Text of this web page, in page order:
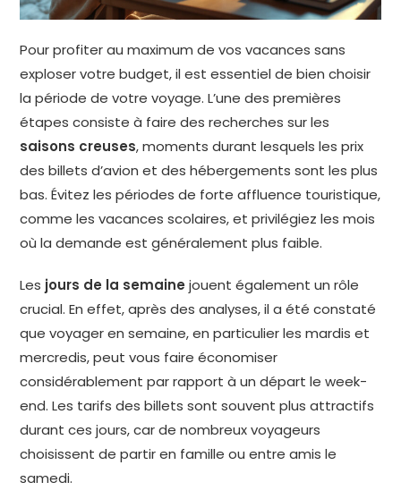
Pour profiter au maximum de vos vacances sans
exploser votre budget, il est essentiel de bien choisir
la période de votre voyage. L’une des premières
étapes consiste à faire des recherches sur les
saisons creuses, moments durant lesquels les prix
des billets d’avion et des hébergements sont les plus
bas. Évitez les périodes de forte affluence touristique,
comme les vacances scolaires, et privilégiez les mois
où la demande est généralement plus faible.
Les jours de la semaine jouent également un rôle
crucial. En effet, après des analyses, il a été constaté
que voyager en semaine, en particulier les mardis et
mercredis, peut vous faire économiser
considérablement par rapport à un départ le week-
end. Les tarifs des billets sont souvent plus attractifs
durant ces jours, car de nombreux voyageurs
choisissent de partir en famille ou entre amis le
samedi.